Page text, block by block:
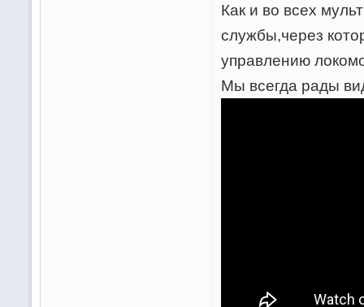
Как и во всех
службы,через
управлению
Мы всегда рады